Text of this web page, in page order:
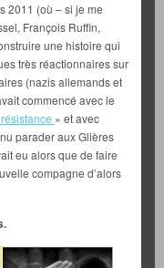
2011 (où – si je me
François Ruffin,
une histoire qui
très réactionnaires sur
(nazis allemands et
commencé avec le
» et avec
parader aux Glières
eu alors que de faire
compagne d’alors